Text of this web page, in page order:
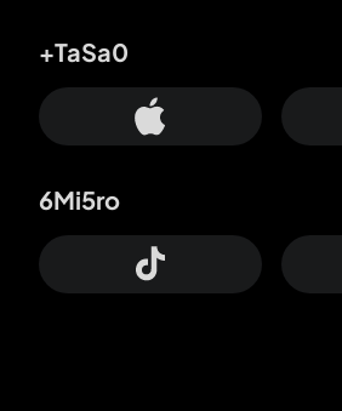
+TaSa0
6Mi5ro